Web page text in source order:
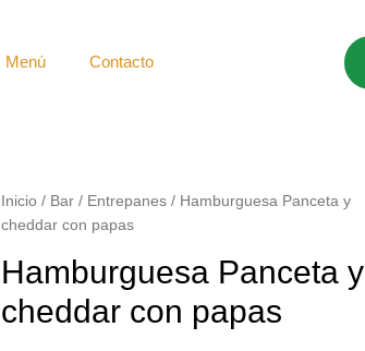
Menú Contacto
Inicio / Bar/ Entrepanes/ Hamburguesa Panceta y
cheddar con papas
Hamburguesa Panceta y
cheddar con papas